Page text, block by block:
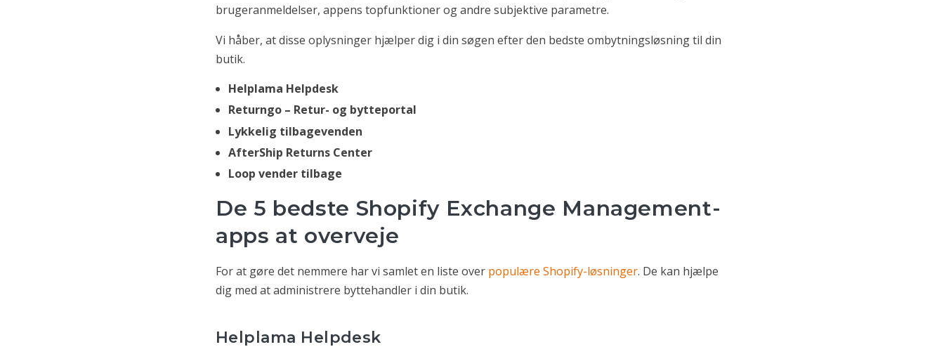
brugeranmeldelser, appens topfunktioner og andre subjektive parametre.
Vi håber, at disse oplysninger hjælper dig i din søgen efter den bedste ombytningsløsning til din
butik.
Helplama Helpdesk
Returngo – Retur- og bytteportal
Lykkelig tilbagevenden
AfterShip Returns Center
Loop vender tilbage
De 5 bedste Shopify Exchange Management-
apps at overveje
For at gøre det nemmere har vi samlet en liste over populære Shopify-løsninger. De kan hjælpe
dig med at administrere byttehandler i din butik.
Helplama Helpdesk